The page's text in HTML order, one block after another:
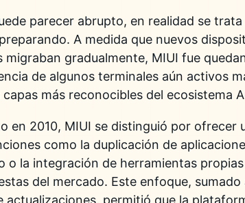
parecer abrupto, en realidad se
A medida que nuevos
gradualmente, MIUI fue
de algunos terminales aún activos
más reconocibles del ecosistema
en 2010, MIUI se distinguió por ofrecer
como la duplicación de
o la integración de herramientas
del mercado. Este enfoque,